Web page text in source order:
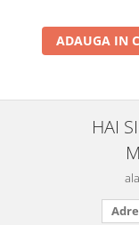
ADAUGA IN
HAI